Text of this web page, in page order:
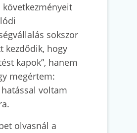
sokszor
kezdődik, hogy
kapok”, hanem
megértem:
voltam
olvasnál a